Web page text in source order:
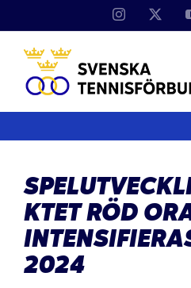
Instagram
KTET RÖD
2024